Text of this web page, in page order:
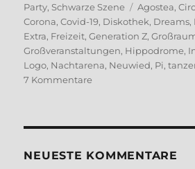
am
Party, Schwarze Szene Agostea,
Corona,Covid-19, Diskothek, Dreams,
Extra, Freizeit,Generation Z,
Großveranstaltungen, Hippodrome,
Logo, Nachtarena, Neuwied, Pi,
7 Kommentare
Koblenz
NEUE­STE KOM­MEN­TA­RE